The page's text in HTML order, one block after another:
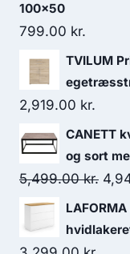
100x50
799.00 kr.
TVILUM
2,919.00 kr.
CANETT
og sort
5,499.00kr.